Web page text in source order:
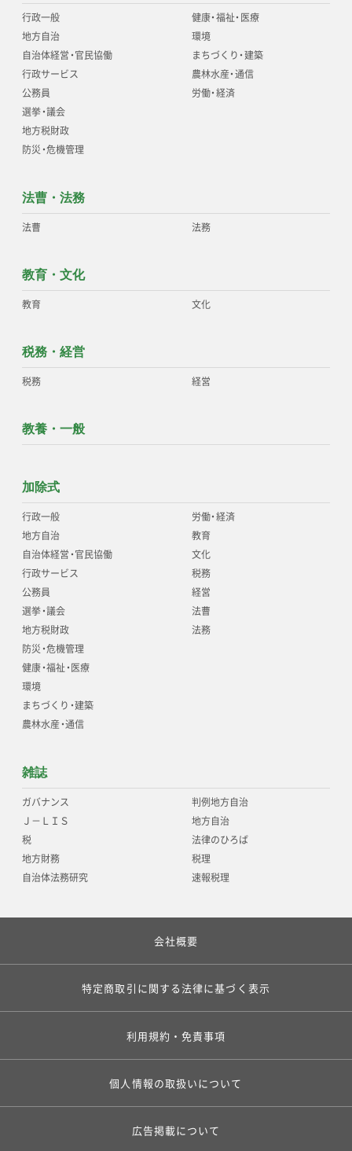
行政一般
地方自治
自治体経営・官民協働
行政サービス
公務員
選挙・議会
地方税財政
防災・危機管理
健康・福祉・医療
環境
まちづくり・建築
農林水産・通信
労働・経済
法曹・法務
法曹 法務
教育・文化
教育 文化
税務・経営
税務 経営
教養・一般
加除式
行政一般
地方自治
自治体経営・官民協働
行政サービス
公務員
選挙・議会
地方税財政
防災・危機管理
健康・福祉・医療
環境
まちづくり・建築
農林水産・通信
労働・経済
教育
文化
税務
経営
法曹
法務
雑誌
ガバナンス
Ｊ－ＬＩＳ
税
地方財務
自治体法務研究
判例地方自治
地方自治
法律のひろば
税理
速報税理
会社概要
特定商取引に関する法律に基づく表示
利用規約・免責事項
個人情報の取扱いについて
広告掲載について